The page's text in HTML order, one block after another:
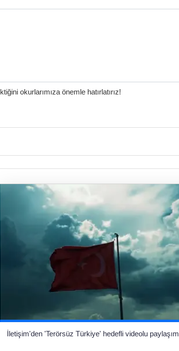
okurlarımıza önemle hatırlatırız!
İletişim'den 'Terörsüz Türkiye' hedefli videolu paylaşım